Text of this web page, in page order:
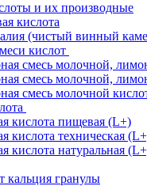
и их производные
кислота
(чистый винный
кислот
смесь молочной,
смесь молочной,
смесь молочной
кислота пищевая (L+)
кислота техническая
кислота натуральная
кальция гранулы